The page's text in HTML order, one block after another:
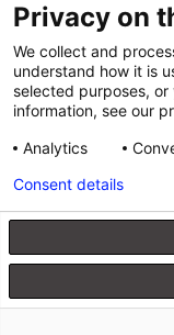
SERVICE &
DEICHMAN-
Alle Preise inkl.
© 2026 Walhalla
Privacy on
We collect and
understand how it is
selected purposes, or
information, see our
Analytics
Consent details